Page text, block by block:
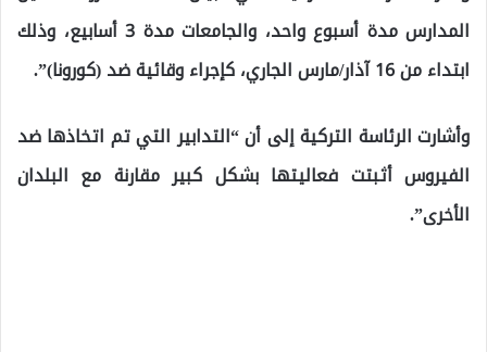
المدارس مدة أسبوع واحد، والجامعات مدة 3 أسابيع، وذلك
ابتداء من 16 آذار/مارس الجاري، كإجراء وقائية ضد (كورونا)”.
وأشارت الرئاسة التركية إلى أن “التدابير التي تم اتخاذها ضد
الفيروسأثبتت فعاليتها بشكل كبير مقارنة مع البلدان
الأخرى”.